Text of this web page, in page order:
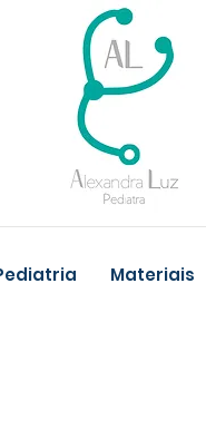
Materiais